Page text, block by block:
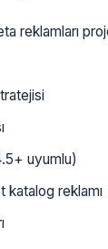
reklamları
uyumlu)
reklamı